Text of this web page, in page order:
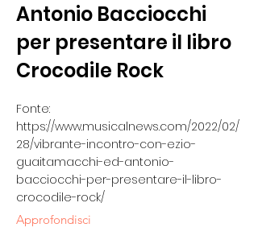
Antonio Bacciocchi
per presentare il libro
Crocodile Rock
Fonte:
https://www.musicalnews.com/2022/02/
28/vibrante-incontro-con-ezio-
guaitamacchi-ed-antonio-
bacciocchi-per-presentare-il-libro-
crocodile-rock/
Approfondisci